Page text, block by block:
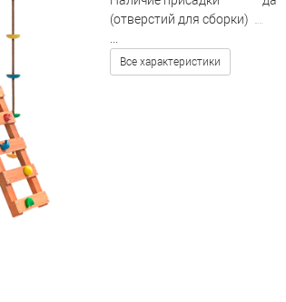
(отверстий для сборки)
Все характеристики